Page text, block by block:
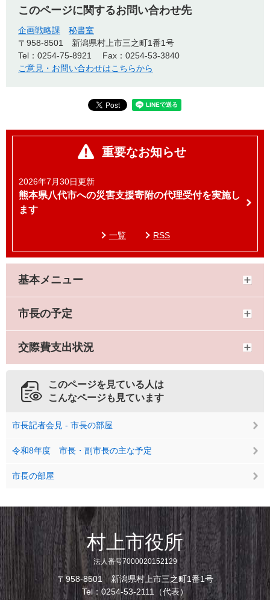
このページに関するお問い合わせ先
企画戦略課
秘書室
〒958-8501
新潟県村上市三之町1番1号
Tel：0254-75-8921
Fax：0254-53-3840
ご意見・お問い合わせはこちらから
重要なお知らせ
2026年7月30日更新
熊本県八代市への災害支援寄附の代理受付を実施し
ます
一覧 RSS
基本メニュー
市長の予定
交際費支出状況
このページを見ている人は
こんなページも見ています
市長記者会見 - 市長の部屋
令和8年度 市長・副市長の主な予定
市長の部屋
村上市役所
法人番号7000020152129
〒958-8501 新潟県村上市三之町1番1号
Tel：0254-53-2111（代表）